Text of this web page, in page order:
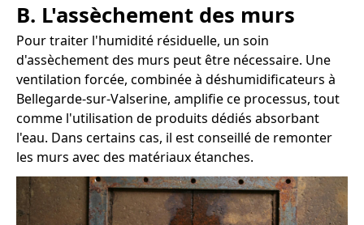
B. L'assèchement des murs
Pour traiter l'humidité résiduelle, un soin
d'assèchement des murs peut être nécessaire. Une
ventilation forcée, combinée à déshumidificateurs à
Bellegarde-sur-Valserine, amplifie ce processus, tout
comme l'utilisation de produits dédiés absorbant
l'eau. Dans certains cas, il est conseillé de remonter
les murs avec des matériaux étanches.